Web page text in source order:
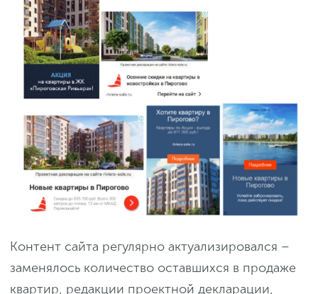
Контент сайта регулярно актуализировался –
заменялось количество оставшихся в продаже
квартир, редакции проектной декларации,